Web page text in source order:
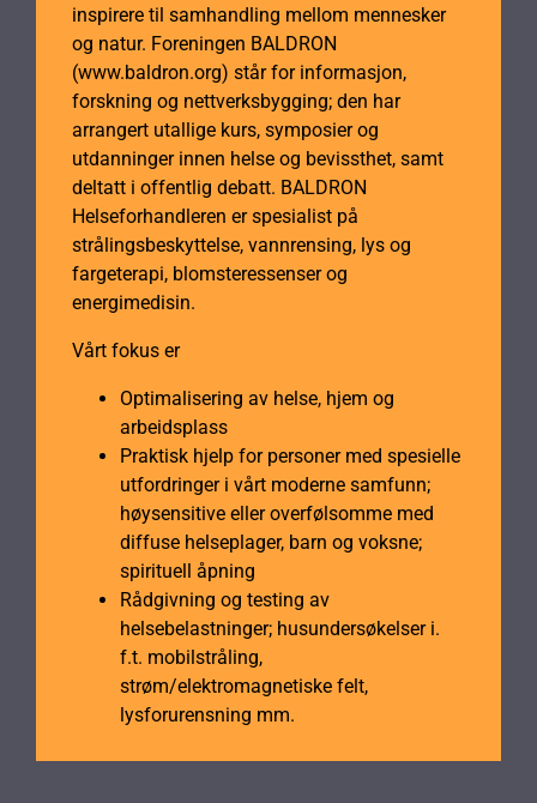
inspirere til samhandling mellom mennesker
og natur. Foreningen BALDRON
(www.baldron.org) står for informasjon,
forskning og nettverksbygging; den har
arrangert utallige kurs, symposier og
utdanninger innen helse og bevissthet, samt
deltatt i offentlig debatt. BALDRON
Helseforhandleren er spesialist på
strålingsbeskyttelse, vannrensing, lys og
fargeterapi, blomsteressenser og
energimedisin.
Vårt fokus er
Optimalisering av helse, hjem og
arbeidsplass
Praktisk hjelp for personer med spesielle
utfordringer i vårt moderne samfunn;
høysensitive eller overfølsomme med
diffuse helseplager, barn og voksne;
spirituell åpning
Rådgivning og testing av
helsebelastninger; husundersøkelser i.
f.t. mobilstråling,
strøm/elektromagnetiske felt,
lysforurensning mm.